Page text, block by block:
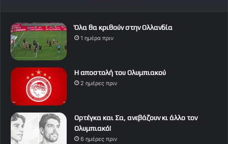
Όλα θα κριθούν στην Ολλανδία
1 ημέρα πριν
Η αποστολή του Ολυμπιακού
2 ημέρες πριν
Ορτέγκα και Σα, ανεβάζουν κι άλλο τον
Ολυμπιακό!
6 ημέρες πριν